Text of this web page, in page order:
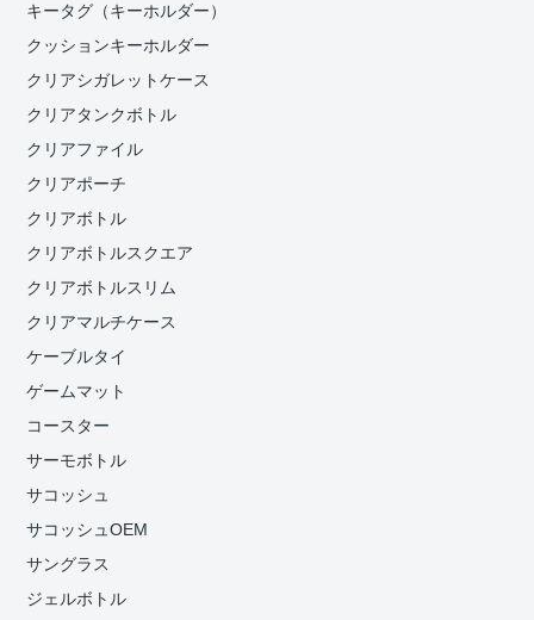
キータグ（キーホルダー）
クッションキーホルダー
クリアシガレットケース
クリアタンクボトル
クリアファイル
クリアポーチ
クリアボトル
クリアボトルスクエア
クリアボトルスリム
クリアマルチケース
ケーブルタイ
ゲームマット
コースター
サーモボトル
サコッシュ
サコッシュOEM
サングラス
ジェルボトル